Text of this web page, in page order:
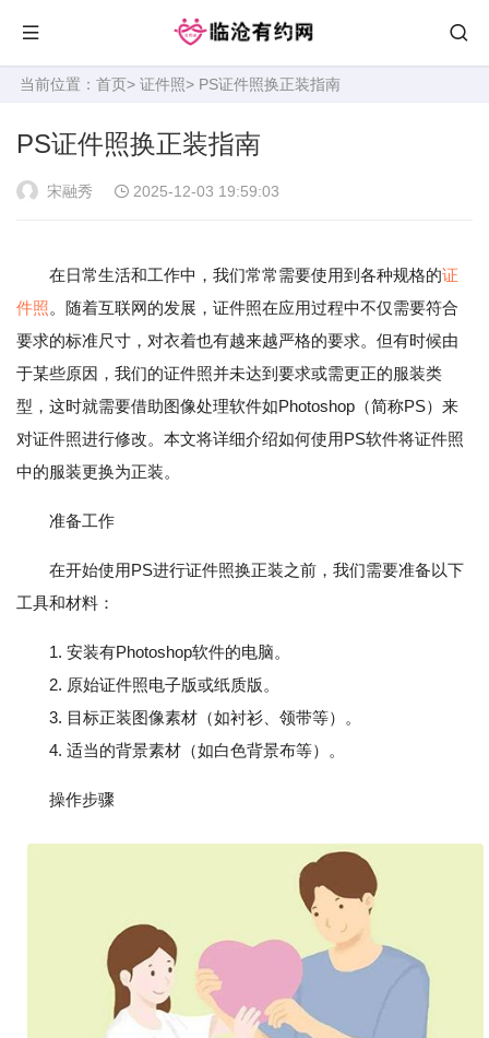
当前位置： 首页> 证件照> PS证件照换正装指南
PS证件照换正装指南
宋融秀 2025-12-03 19:59:03
在日常生活和工作中，我们常常需要使用到各种规格的证
件照。随着互联网的发展，证件照在应用过程中不仅需要符合
要求的标准尺寸，对衣着也有越来越严格的要求。但有时候由
于某些原因，我们的证件照并未达到要求或需更正的服装类
型，这时就需要借助图像处理软件如Photoshop（简称PS）来
对证件照进行修改。本文将详细介绍如何使用PS软件将证件照
中的服装更换为正装。
准备工作
在开始使用PS进行证件照换正装之前，我们需要准备以下
工具和材料：
1. 安装有Photoshop软件的电脑。
2. 原始证件照电子版或纸质版。
3. 目标正装图像素材（如衬衫、领带等）。
4. 适当的背景素材（如白色背景布等）。
操作步骤